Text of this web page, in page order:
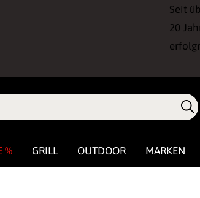
Seit
20
% GRILL OUTDOOR MARKEN